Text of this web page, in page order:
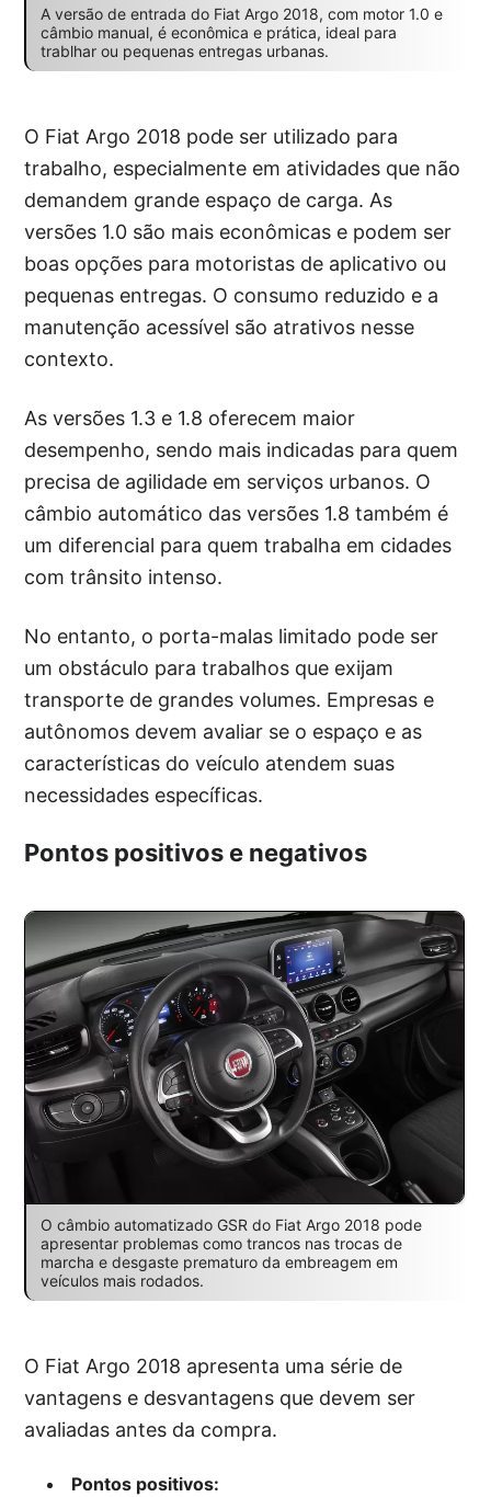
A versão de entrada do Fiat Argo 2018, com motor 1.0 e
câmbio manual, é econômica e prática, ideal para
trablhar ou pequenas entregas urbanas.
O Fiat Argo 2018 pode ser utilizado para
trabalho, especialmente em atividades que não
demandem grande espaço de carga. As
versões 1.0 são mais econômicas e podem ser
boas opções para motoristas de aplicativo ou
pequenas entregas. O consumo reduzido e a
manutenção acessível são atrativos nesse
contexto.
As versões 1.3 e 1.8 oferecem maior
desempenho, sendo mais indicadas para quem
precisa de agilidade em serviços urbanos. O
câmbio automático das versões 1.8 também é
um diferencial para quem trabalha em cidades
com trânsito intenso.
No entanto, o porta-malas limitado pode ser
um obstáculo para trabalhos que exijam
transporte de grandes volumes. Empresas e
autônomos devem avaliar se o espaço e as
características do veículo atendem suas
necessidades específicas.
Pontos positivos e negativos
O câmbio automatizado GSR do Fiat Argo 2018 pode
apresentar problemas como trancos nas trocas de
marcha e desgaste prematuro da embreagem em
veículos mais rodados.
O Fiat Argo 2018 apresenta uma série de
vantagens e desvantagens que devem ser
avaliadas antes da compra.
Pontos positivos: